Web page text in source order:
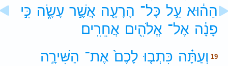
הַה֔וּא עַ֥ל כָּל־ הָרָעָ֖ה אֲשֶׁ֣ר עָשָׂ֑ה כִּ֣י
פָנָ֔ה אֶל־ אֱלֹהִ֖ים אֲחֵרִֽים׃
19 וְעַתָּ֗ה כִּתְב֤וּ לָכֶם֙ אֶת־ הַשִּׁירָ֣ה